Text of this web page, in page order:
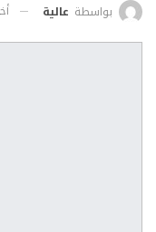
بواسطة عالية